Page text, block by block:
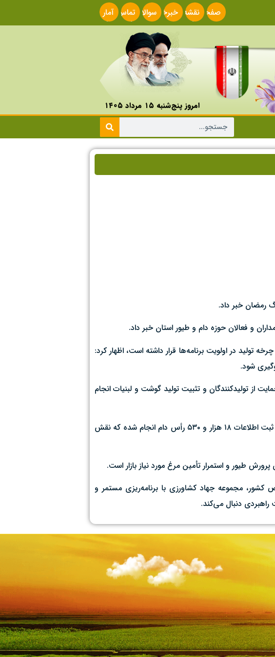
صفحه
اصلی
نقشه
سایت
خبرخوانسوالات
متداول
تماس
با ما
آمار
سایت
امروز پنج‌شنبه ۱۵ مرداد ۱۴۰۵
و فعالان حوزه دام و طیور استان خبر داد.
تولید در اولویت برنامه‌ها قرار داشته است، اظهار کرد:
با هدف حمایت از تولیدکنندگان و تثبیت تولید گوشت و لبنیات انجام
افضلی در ادامه با تأکید بر اهمیت ساماندهی و هویت‌گذاری دام‌ها تصریح کرد: در این بازه زمانی، عملیات پلاک‌کوبی و ثبت اطلاعات ۱۸ هزار و ۵۳۰ رأس دام انجام شده که نقش
کشور، مجموعه جهاد کشاورزی با برنامه‌ریزی مستمر و
راهبردی دنبال می‌کند.